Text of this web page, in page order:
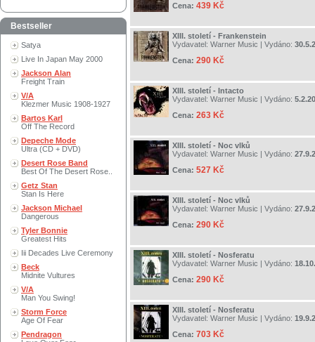
Bestseller
Satya
Live In Japan May 2000
Jackson Alan
Freight Train
V/A
Klezmer Music 1908-1927
Bartos Karl
Off The Record
Depeche Mode
Ultra (CD + DVD)
Desert Rose Band
Best Of The Desert Rose..
Getz Stan
Stan Is Here
Jackson Michael
Dangerous
Tyler Bonnie
Greatest Hits
Iii Decades Live Ceremony
Beck
Midnite Vultures
V/A
Man You Swing!
Storm Force
Age Of Fear
Pendragon
Cena: 439 Kč
XIII. století - Frankenstein
Vydavatel: Warner Music | Vydáno:
Cena: 290 Kč
XIII. století - Intacto
Vydavatel: Warner Music | Vydáno:
Cena: 263 Kč
XIII. století - Noc vlků
Vydavatel: Warner Music | Vydáno:
Cena: 527 Kč
XIII. století - Noc vlků
Vydavatel: Warner Music | Vydáno:
Cena: 290 Kč
XIII. století - Nosferatu
Vydavatel: Warner Music | Vydáno:
Cena: 290 Kč
XIII. století - Nosferatu
Vydavatel: Warner Music | Vydáno:
Cena: 703 Kč